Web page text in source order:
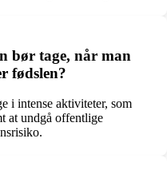
bør tage, når man
fødslen?
i intense aktiviteter, som
at undgå offentlige